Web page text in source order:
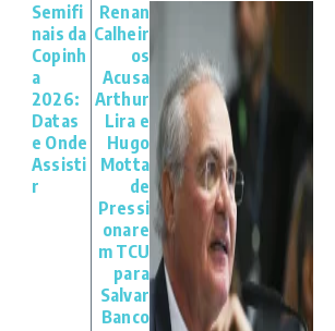
Semifi
nais da
Copinh
a
2026:
Datas
e Onde
Assisti
r
Renan
Calheir
os
Acusa
Arthur
Lira e
Hugo
Motta
de
Pressi
onare
m TCU
para
Salvar
Banco